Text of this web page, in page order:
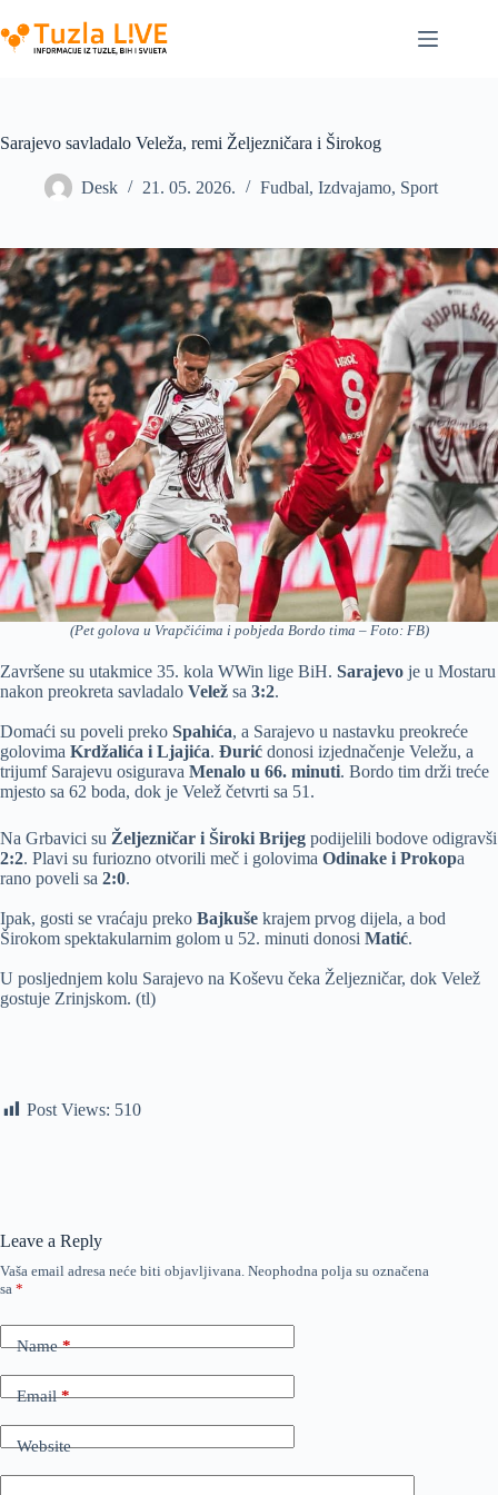
to
content
Sarajevo savladalo Veleža, remi Željezničara i Širokog
Desk 21. 05. 2026. Fudbal, Izdvajamo, Sport
(Pet golova u Vrapčićima i pobjeda Bordo tima – Foto: FB)
Završene su utakmice 35. kola WWin lige BiH. Sarajevo je u Mostaru
nakon preokreta savladalo Velež sa 3:2.
Domaći su poveli preko Spahića, a Sarajevo u nastavku preokreće
golovima Krdžalića i Ljajića. Đurić donosi izjednačenje Veležu, a
trijumf Sarajevu osigurava Menalo u 66. minuti. Bordo tim drži treće
mjesto sa 62 boda, dok je Velež četvrti sa 51.
Na Grbavici su Željezničar i Široki Brijeg podijelili bodove odigravši
2:2. Plavi su furiozno otvorili meč i golovima Odinake i Prokopa
rano poveli sa 2:0.
Ipak, gosti se vraćaju preko Bajkuše krajem prvog dijela, a bod
Širokom spektakularnim golom u 52. minuti donosi Matić.
U posljednjem kolu Sarajevo na Koševu čeka Željezničar, dok Velež
gostuje Zrinjskom. (tl)
Post Views: 510
Leave a Reply
Vaša email adresa neće biti objavljivana. Neophodna polja su označena
sa *
Name*
Email*
Website